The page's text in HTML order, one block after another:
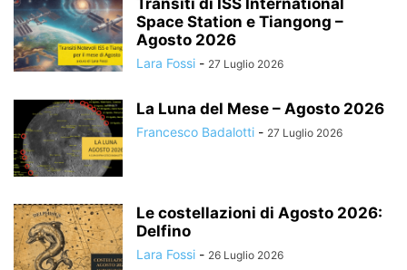
Transiti di ISS International
Space Station e Tiangong –
Agosto 2026
Lara Fossi - 27 Luglio 2026
La Luna del Mese – Agosto 2026
Francesco Badalotti - 27 Luglio 2026
Le costellazioni di Agosto 2026:
Delfino
Lara Fossi - 26 Luglio 2026